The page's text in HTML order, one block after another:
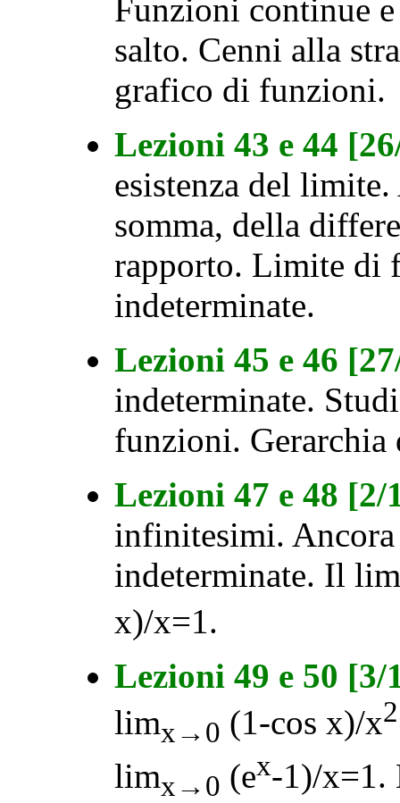
Funzioni continue
salto. Cenni alla
grafico di funzioni.
Lezioni 43 e 44
esistenza del
somma, della
rapporto. Limite di
indeterminate.
Lezioni 45 e 46
indeterminate.
funzioni.
Lezioni 47 e 48
infinitesimi. Ancora
indeterminate. Il
x)/x=1.
Lezioni 49 e 50
limx→0 (1-cos x)/x2
limx→0 (ex-1)/x=1.